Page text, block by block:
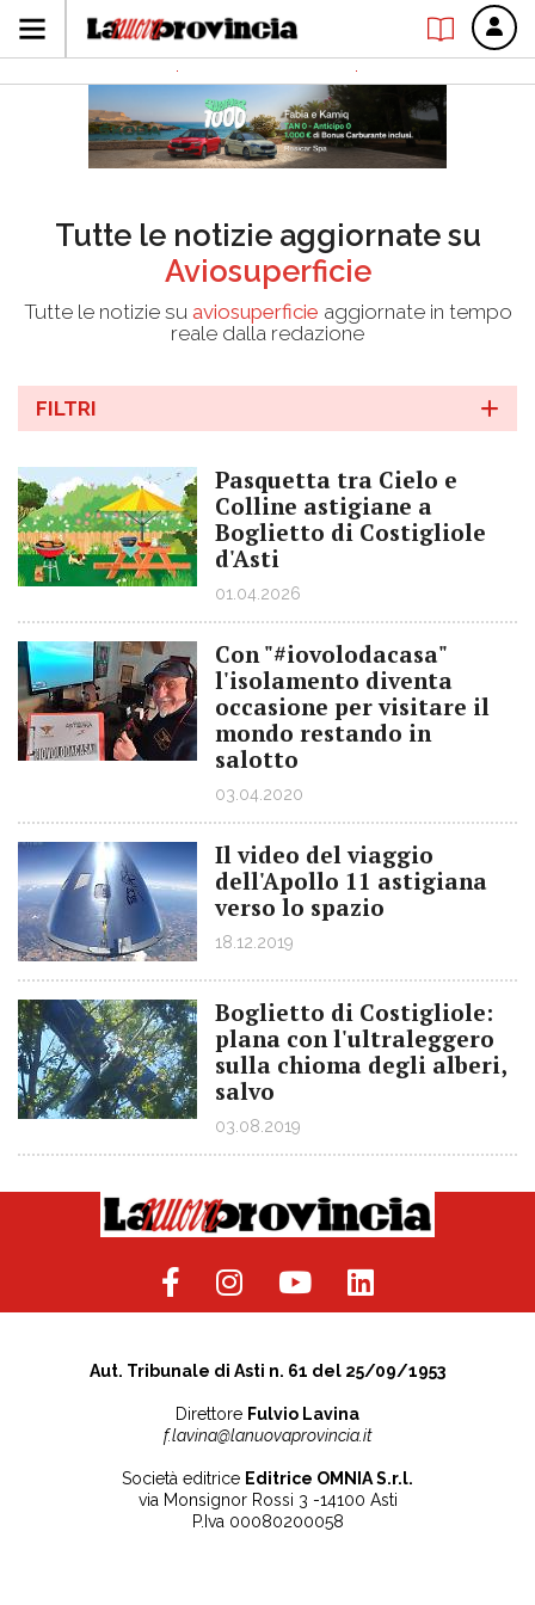
Tutte le notizie aggiornate su
Aviosuperficie
Tutte le notizie su aviosuperficie aggiornate in tempo
reale dalla redazione
FILTRI
Pasquetta tra Cielo e
Colline astigiane a
Boglietto di Costigliole
d'Asti
01.04.2026
Con "#iovolodacasa"
l'isolamento diventa
occasione per visitare il
mondo restando in
salotto
03.04.2020
Il video del viaggio
dell'Apollo 11 astigiana
verso lo spazio
18.12.2019
Boglietto di Costigliole:
plana con l'ultraleggero
sulla chioma degli alberi,
salvo
03.08.2019
Aut. Tribunale di Asti n. 61 del 25/09/1953
Direttore Fulvio Lavina
f.lavina@lanuovaprovincia.it
Società editrice Editrice OMNIA S.r.l.
via Monsignor Rossi 3 -14100 Asti
P.Iva 00080200058